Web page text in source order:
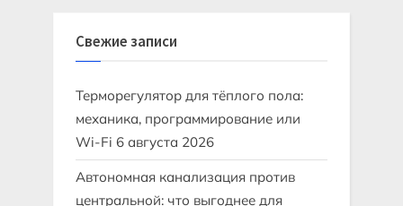
Свежие записи
Терморегулятор для тёплого пола:
механика, программирование или
Wi-Fi 6 августа 2026
Автономная канализация против
центральной: что выгоднее для